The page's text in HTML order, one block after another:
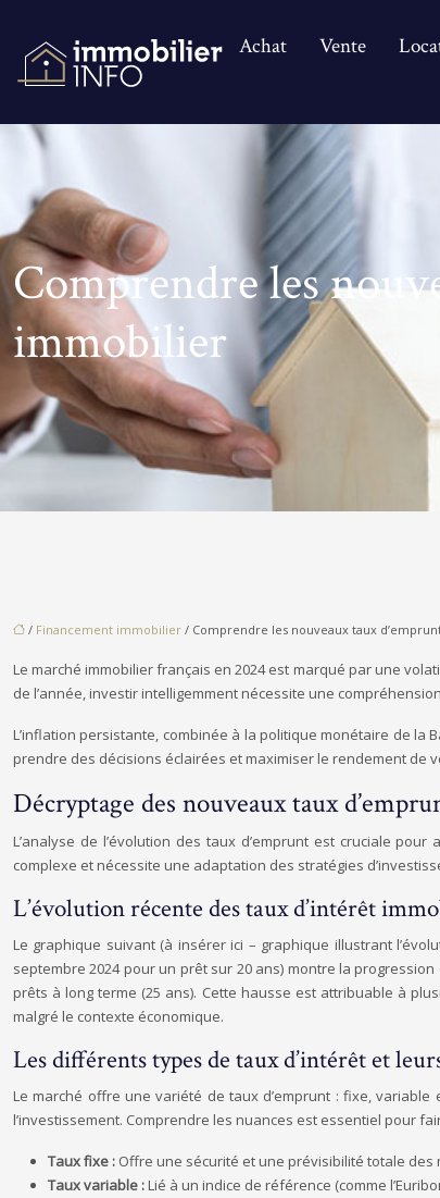
Achat Vente
Comprendre les
immobilier
/ Financement immobilier / Comprendre les nouveaux taux
Le marché immobilier français en 2024 est marqué par une
de l’année, investir intelligemment nécessite une
L’inflation persistante, combinée à la politique monétaire de la
prendre des décisions éclairées et maximiser le rendement de
Décryptage des nouveaux taux
L’analyse de l’évolution des taux d’emprunt est cruciale
complexe et nécessite une adaptation des stratégies
L’évolution récente des taux d’intérêt
Le graphique suivant (à insérer ici – graphique illustrant
septembre 2024 pour un prêt sur 20 ans) montre la
prêts à long terme (25 ans). Cette hausse est attribuable à
malgré le contexte économique.
Les différents types de taux d’intérêt et
Le marché offre une variété de taux d’emprunt : fixe,
l’investissement. Comprendre les nuances est essentiel pour
Taux fixe : Offre une sécurité et une prévisibilité totale
Taux variable :Lié à un indice de référence (comme